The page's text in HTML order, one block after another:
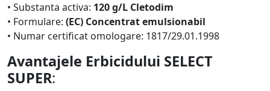
• Substanta activa: 120 g/L Cletodim
• Formulare: (EC) Concentrat emulsionabil
• Numar certificat omologare: 1817/29.01.1998
Avantajele Erbicidului SELECT
SUPER: